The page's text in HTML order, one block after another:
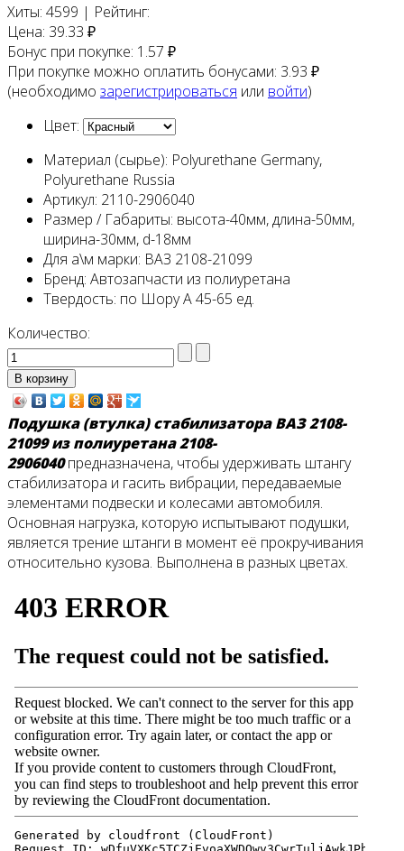
Хиты: 4599 | Рейтинг:
Цена: 39.33 ₽
Бонус при покупке: 1.57 ₽
При покупке можно оплатить бонусами: 3.93 ₽
(необходимо зарегистрироваться или войти)
Цвет:
Материал (сырье): Polyurethane Germany,
Polyurethane Russia
Артикул: 2110-2906040
Размер / Габариты: высота-40мм, длина-50мм,
ширина-30мм, d-18мм
Для а\м марки: ВАЗ 2108-21099
Бренд: Автозапчасти из полиуретана
Твердость: по Шору А 45-65 ед.
Количество:
Подушка (втулка) стабилизатора ВАЗ 2108-
21099 из полиуретана2108-
2906040предназначена, чтобы удерживать штангу
стабилизатора и гасить вибрации, передаваемые
элементами подвески и колесами автомобиля.
Основная нагрузка, которую испытывают подушки,
является трение штанги в момент её прокручивания
относительно кузова. Выполнена в разных цветах.